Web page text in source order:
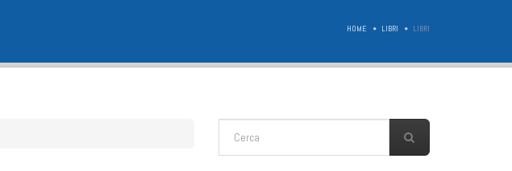
HOME LIBRI LIBRI
FORM DI RICERCA